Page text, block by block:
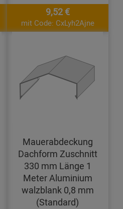
9,52 €
mit Code: CxLyh2Ajne
Mauerabdeckung
Dachform Zuschnitt
330 mm Länge 1
Meter Aluminium
walzblank 0,8 mm
(Standard)